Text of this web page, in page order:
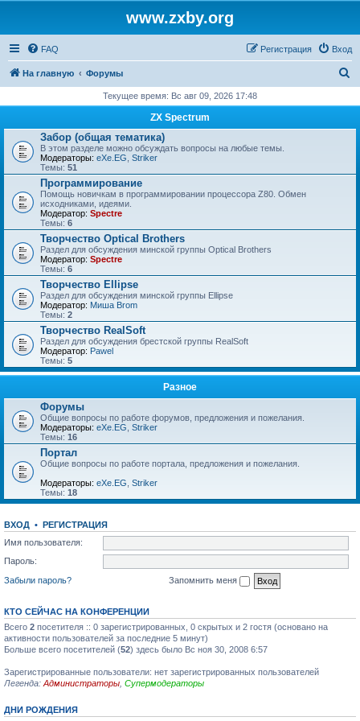
www.zxby.org
FAQ Вход
Регистрация
На главную Форумы
с
Текущее время: Вс авг 09, 2026 17:48
ZX Spectrum
Забор (общая тематика)
В этом разделе можно обсуждать вопросы на любые темы.
Модераторы: eXe.EG Striker
Темы: 51
Программирование
Помощь новичкам в программировании процессора Z80. Обмен
исходниками, идеями.
Модератор: Spectre
Темы: 6
Творчество Optical Brothers
Раздел для обсуждения минской группы Optical Brothers
Модератор: Spectre
Темы: 6
Творчество Ellipse
Раздел для обсуждения минской группы Ellipse
Модератор: Миша Brom
Темы: 2
Творчество RealSoft
Раздел для обсуждения брестской группы RealSoft
Модератор: Pawel
Темы: 5
Разное
Форумы
Общие вопросы по работе форумов, предложения и пожелания.
Модераторы: eXe.EG Striker
Темы: 16
Портал
Общие вопросы по работе портала, предложения и пожелания.
Модераторы: eXe.EG Striker
Темы: 18
ВХОД • РЕГИСТРАЦИЯ
Имя пользователя:
Пароль:
Забыли пароль?
Запомнить меня
КТО СЕЙЧАС НА КОНФЕРЕНЦИИ
Всего 2 посетителя :: 0 зарегистрированных, 0 скрытых и 2 гостя (основано на
активности пользователей за последние 5 минут)
Больше всего посетителей (52) здесь было Вс ноя 30, 2008 6:57
Зарегистрированные пользователи: нет зарегистрированных пользователей
Легенда: Администраторы Супермодераторы
ДНИ РОЖДЕНИЯ